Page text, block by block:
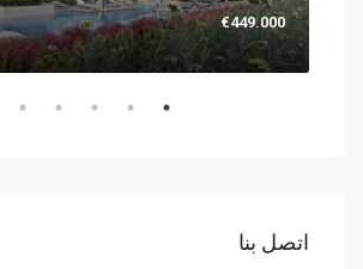
€449.000
اتصل بنا